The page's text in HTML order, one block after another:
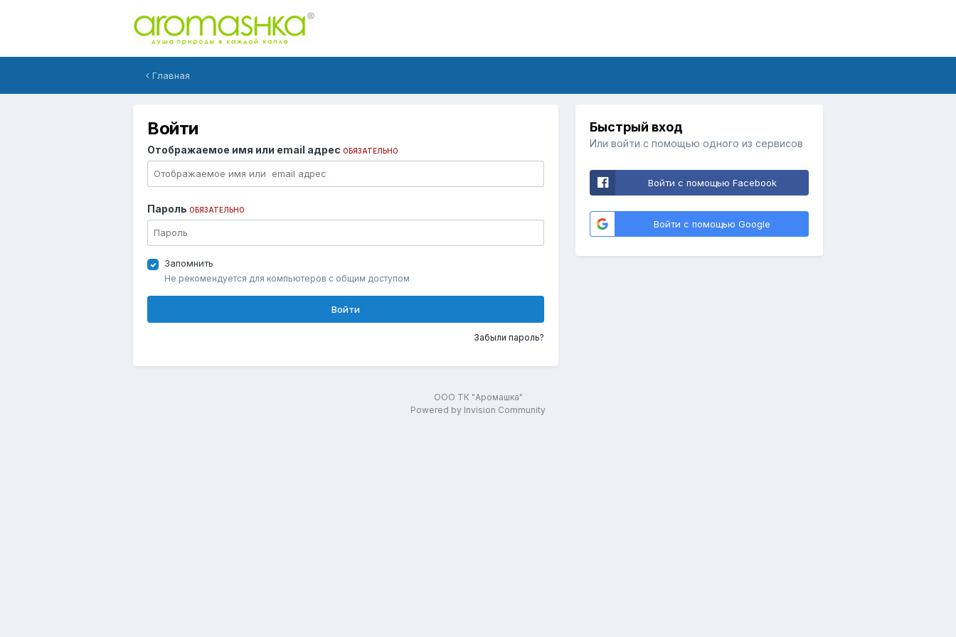
Главная
Войти
Отображаемое имя или email адрес ОБЯЗАТЕЛЬНО
Пароль ОБЯЗАТЕЛЬНО
Запомнить
Не рекомендуется для компьютеров с общим доступом
Войти
Забыли пароль?
Быстрый вход
Или войти с помощью одного из сервисов
Войти с помощью Facebook
Войти с помощью Google
ООО ТК "Аромашка"
Powered by Invision Community